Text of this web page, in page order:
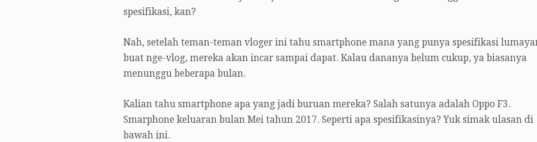
spesifikasi, kan?
Nah, setelah teman-teman vloger ini tahu smartphone mana yang punya spesifikasi
buat nge-vlog, mereka akan incar sampai dapat. Kalau dananya belum cukup, ya biasanya
menunggu beberapa bulan.
Kalian tahu smartphone apa yang jadi buruan mereka? Salah satunya adalah Oppo F3.
Smarphone keluaran bulan Mei tahun 2017. Seperti apa spesifikasinya? Yuk simak ulasan di
bawah ini.